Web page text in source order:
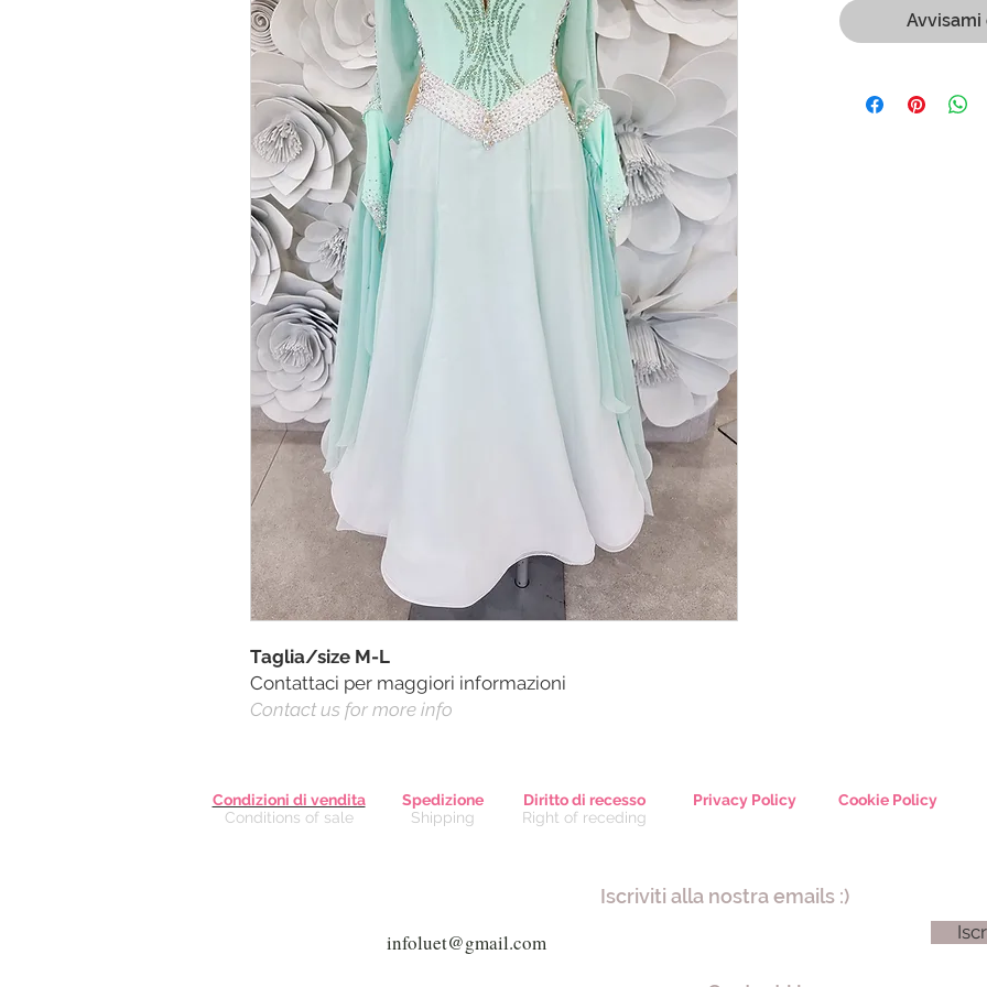
Taglia/size M-L
Contattaci per maggiori informazioni
Contact us for more info
Condizioni di vendita
Conditions of sale
Spedizione
Shipping
Diritto di recesso
Right of receding
Privacy Policy Cookie Policy
Iscriviti alla nostra emails :)